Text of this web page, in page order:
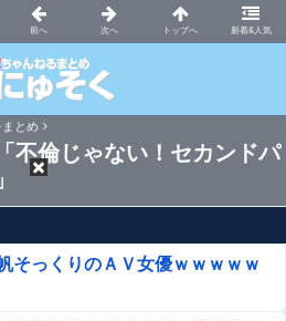
新着&人気
とめニュース速報VIP
とめ
不倫じゃない！セカンドパ
そっくりのＡＶ女優ｗｗｗｗｗ